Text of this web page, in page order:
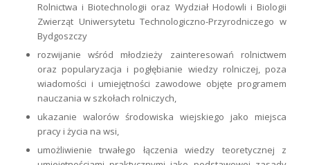
Rolnictwa i Biotechnologii oraz Wydział Hodowli i Biologii
Zwierząt Uniwersytetu Technologiczno-Przyrodniczego w
Bydgoszczy
rozwijanie wśród młodzieży zainteresowań rolnictwem
oraz popularyzacja i pogłębianie wiedzy rolniczej, poza
wiadomości i umiejętności zawodowe objęte programem
nauczania w szkołach rolniczych,
ukazanie walorów środowiska wiejskiego jako miejsca
pracy i życia na wsi,
umożliwienie trwałego łączenia wiedzy teoretycznej z